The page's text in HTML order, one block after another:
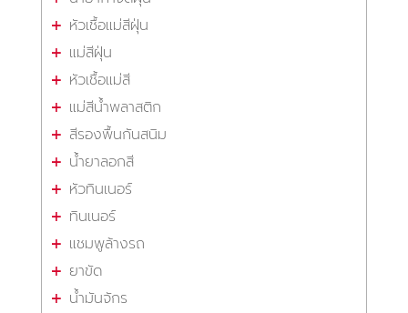
หัวเชื้อแม่สีฝุ่น
แม่สีฝุ่น
หัวเชื้อแม่สี
แม่สีน้ำพลาสติก
สีรองพื้นกันสนิม
น้ำยาลอกสี
หัวทินเนอร์
ทินเนอร์
แชมพูล้างรถ
ยาขัด
น้ำมันจักร